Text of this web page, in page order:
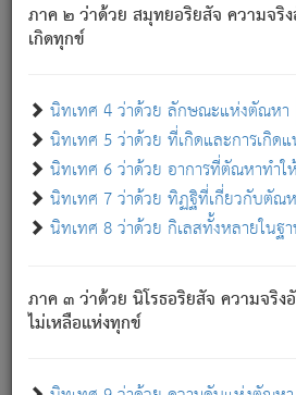
ภาค ๒ ว่าด้วย สมุทยอริยสัจ ความจริง
เกิดทุกข์
นิทเทศ 4 ว่าด้วย ลักษณะแห่งตัณหา
นิทเทศ 5 ว่าด้วย ที่เกิดและการเกิด
นิทเทศ 6 ว่าด้วย อาการที่ตัณหาทำใ
นิทเทศ 7 ว่าด้วย ทิฏฐิที่เกี่ยวกับตัณ
นิทเทศ 8 ว่าด้วย กิเลสทั้งหลายในฐ
ภาค ๓ ว่าด้วย นิโรธอริยสัจ ความจริง
ไม่เหลือแห่งทุกข์
ประการทั้งปวง; ภพทั้งหลายทั้งหมดนั้
ความแปรปรวนเป็นธรรมดา.
อย่างนี้อยู่; เขาย่อมละภวตัณหาได้ และ
ด้วย.
ความดับเพราะความสำรอกไม่เหลื
เพราะความสิ้นไปแห่งตัณหาโดยประก
นิพพาน.
ภพใหม่ย่อมไม่มีแก่ภิกษุนั้น ผู้ดับเย็น
ภิกษุนั้น เป็นผู้ครอบงำมารได้แล้ว ช
ภพทั้งหลายทั้งปวงได้แล้ว เป็นผู้คงที่ (คื
- อุ.ขุ. ๒๕/๑๒๑/๘๔.